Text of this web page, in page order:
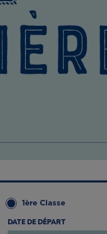
1ère Classe
DATE DE DÉPART